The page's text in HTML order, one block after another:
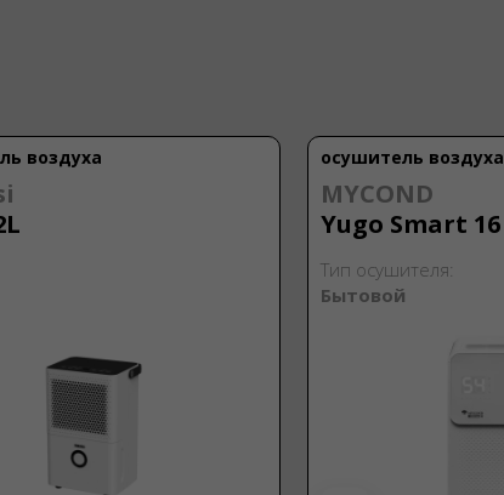
воздуха осушитель воздуха
MYCOND
Yugo Smart 16
Тип осушителя:
Бытовой